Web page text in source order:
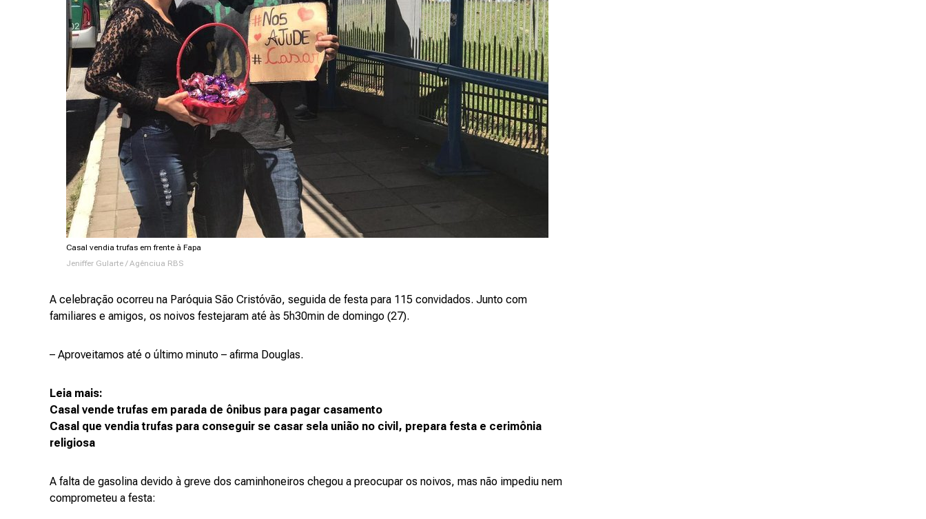
Casal vendia trufas em frente à Fapa
Jeniffer Gularte / Agênciua RBS
A celebração ocorreu na Paróquia São Cristóvão, seguida de festa para 115 convidados. Junto com
familiares e amigos, os noivos festejaram até às 5h30min de domingo (27).
– Aproveitamos até o último minuto – afirma Douglas.
Leia mais:
Casal vende trufas em parada de ônibus para pagar casamento
Casal que vendia trufas para conseguir se casar sela união no civil, prepara festa e cerimônia
religiosa
A falta de gasolina devido à greve dos caminhoneiros chegou a preocupar os noivos, mas não impediu nem
comprometeu a festa: